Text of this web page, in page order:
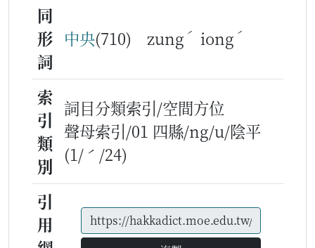
同
形
詞
中央(710) zung ˊ iong ˊ
索
引
類
別
詞目分類索引/空間方位
聲母索引/01 四縣/ng/u/陰平
(1/ˊ/24)
引
用